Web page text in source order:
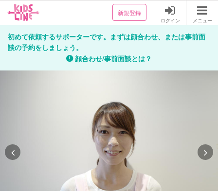
新規登録
ログイン メニュー
初めて依頼するサポーターです。まずは顔合わせ、または事前面
談の予約をしましょう。
顔合わせ/事前面談とは？